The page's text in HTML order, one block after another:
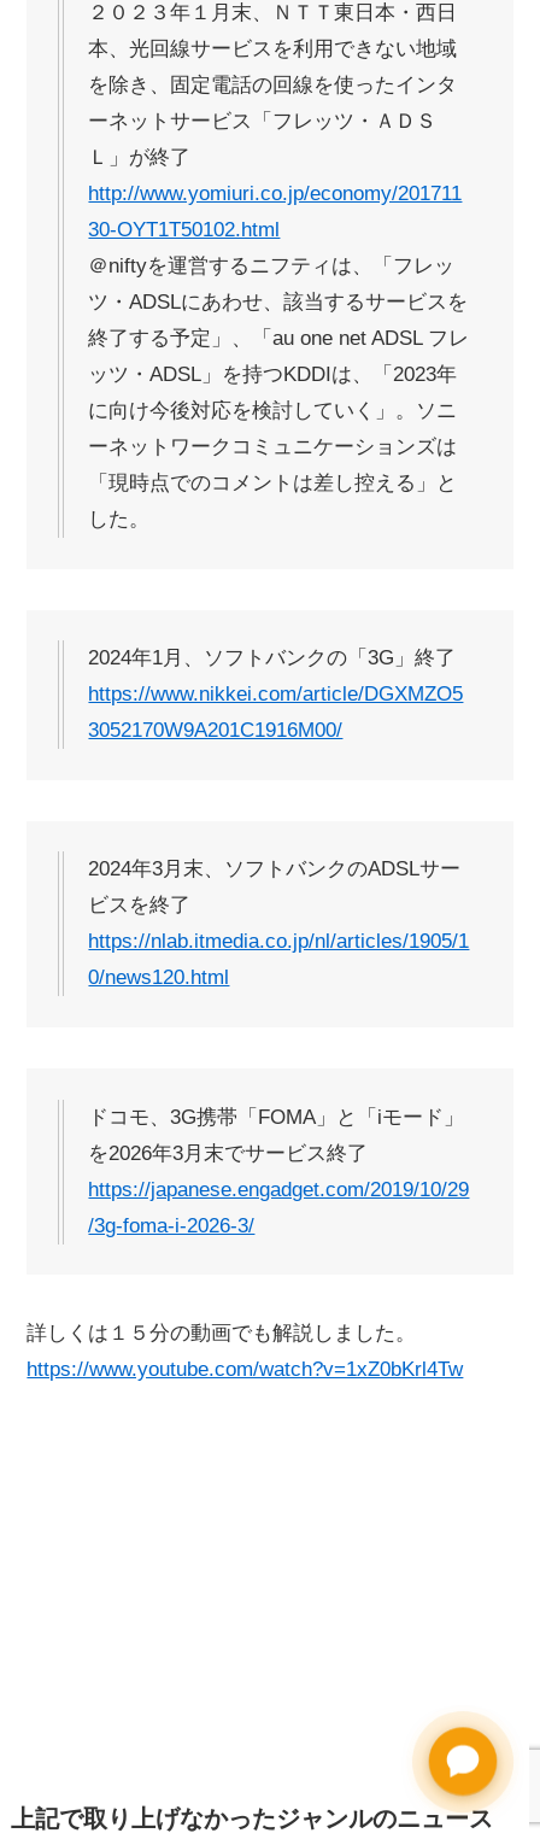
２０２３年１月末、ＮＴＴ東日本・西日
本、光回線サービスを利用できない地域
を除き、固定電話の回線を使ったインタ
ーネットサービス「フレッツ・ＡＤＳ
Ｌ」が終了
http://www.yomiuri.co.jp/economy/201711
30-OYT1T50102.html
＠niftyを運営するニフティは、「フレッ
ツ・ADSLにあわせ、該当するサービスを
終了する予定」、「au one net ADSL フレ
ッツ・ADSL」を持つKDDIは、「2023年
に向け今後対応を検討していく」。ソニ
ーネットワークコミュニケーションズは
「現時点でのコメントは差し控える」と
した。
2024年1月、ソフトバンクの「3G」終了
https://www.nikkei.com/article/DGXMZO5
3052170W9A201C1916M00/
2024年3月末、ソフトバンクのADSLサー
ビスを終了
https://nlab.itmedia.co.jp/nl/articles/1905/1
0/news120.html
ドコモ、3G携帯「FOMA」と「iモード」
を2026年3月末でサービス終了
https://japanese.engadget.com/2019/10/29
/3g-foma-i-2026-3/
詳しくは１５分の動画でも解説しました。
https://www.youtube.com/watch?v=1xZ0bKrl4Tw
上記で取り上げなかったジャンルのニュース